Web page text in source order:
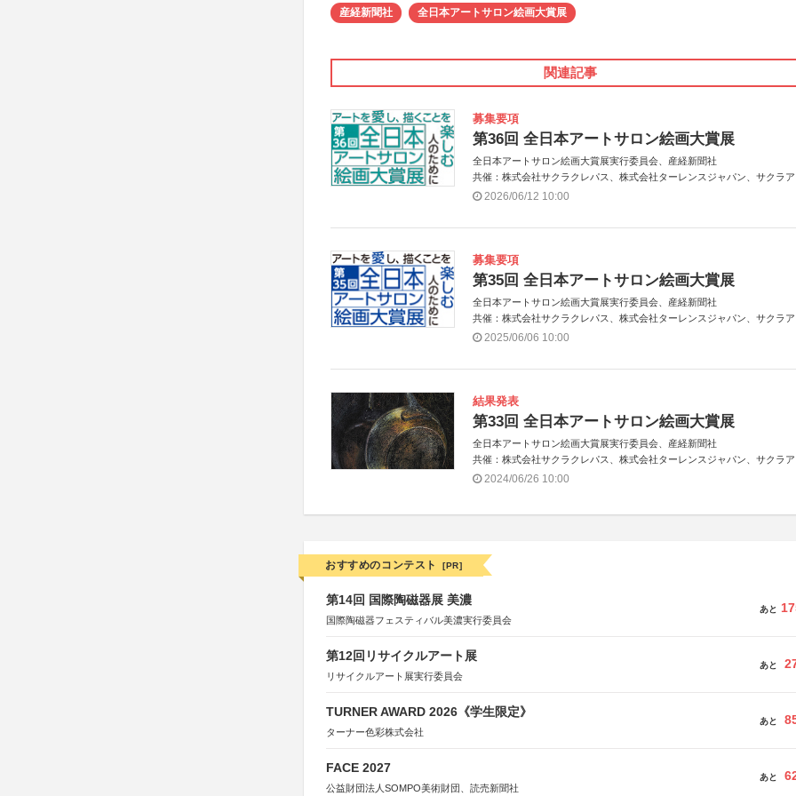
産経新聞社 全日本アートサロン絵画大賞展
関連記事
募集要項
第36回 全日本アートサロン絵画大賞展
全日本アートサロン絵画大賞展実行委員会、産経新聞社
共催：株式会社サクラクレパス、株式会社ターレンスジャパン、サクラ
トサロン、株式会社アムス
2026/06/12 10:00
募集要項
第35回 全日本アートサロン絵画大賞展
全日本アートサロン絵画大賞展実行委員会、産経新聞社
共催：株式会社サクラクレパス、株式会社ターレンスジャパン、サクラ
トサロン、株式会社アムス
2025/06/06 10:00
結果発表
第33回 全日本アートサロン絵画大賞展
全日本アートサロン絵画大賞展実行委員会、産経新聞社
共催：株式会社サクラクレパス、株式会社ターレンスジャパン、サクラ
トサロン、株式会社アムス
2024/06/26 10:00
おすすめのコンテスト [PR]
第14回 国際陶磁器展 美濃
国際陶磁器フェスティバル美濃実行委員会
あと
第12回リサイクルアート展
リサイクルアート展実行委員会
あと
TURNER AWARD 2026《学生限定》
ターナー色彩株式会社
あと
FACE 2027
公益財団法人SOMPO美術財団、読売新聞社
あと